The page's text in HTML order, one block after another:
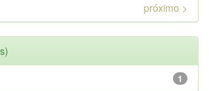
próximo >
1